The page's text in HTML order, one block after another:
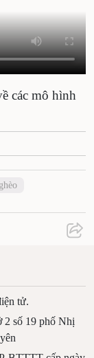
các mô hình
tử.
2 số 19 phố Nhị